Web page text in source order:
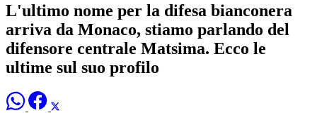
L'ultimo nome per la difesa bianconera
arriva da Monaco, stiamo parlando del
difensore centrale Matsima. Ecco le
ultime sul suo profilo